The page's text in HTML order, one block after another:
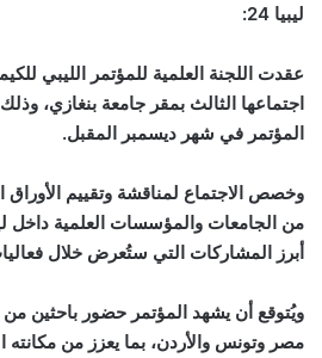
ليبيا 24:
عقدت اللجنة العلمية للمؤتمر الليبي
اجتماعها الثالث بمقر جامعة بنغازي،
المؤتمر في شهر ديسمبر المقبل.
وخصص الاجتماع لمناقشة وتقييم الأوراق
من الجامعات والمؤسسات العلمية داخل
أبرز المشاركات التي ستُعرض خلال
ويُتوقع أن يشهد المؤتمر حضور باحثين
مصر وتونس والأردن، بما يعزز من مكانته